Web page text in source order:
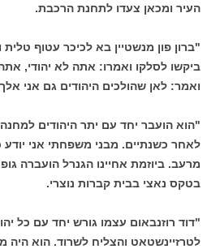
העיר ומכאן צעדו לתחנת הרכבת.
"ברון פון מנשטיין בא לכיכר עטוף טלית
ביקשו לסלקו ואמרו: אתה לא יהודי,
ואמר: לאן שהולכים היהודים גם אני
"הוא הועבר יחד עם יתר היהודים
לאחר כשנתיים. מבני משפחתי אני
מרעב. ביוזמת אחיינו הגנרל הועברה
בטקס נאצי בבית קברות נוצרי.
"דוד רוזנבאום עצמו גורש יחד עם כל
לטרזיינשטאט והצליח לשרוד. הוא היה